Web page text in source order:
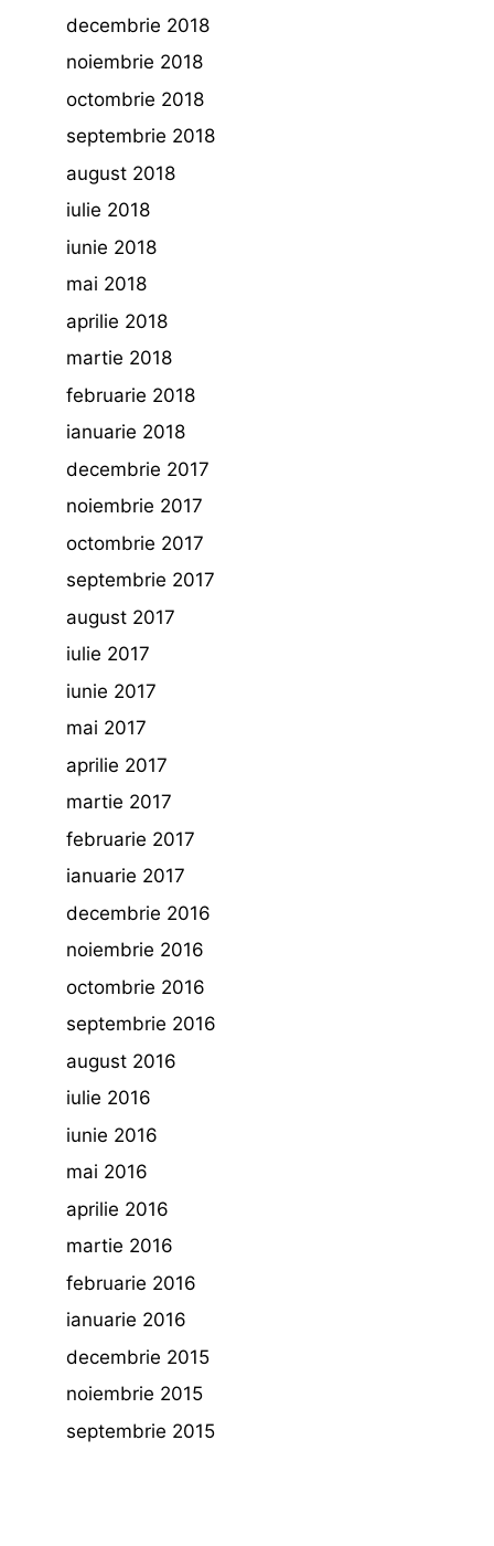
decembrie 2018
noiembrie 2018
octombrie 2018
septembrie 2018
august 2018
iulie 2018
iunie 2018
mai 2018
aprilie 2018
martie 2018
februarie 2018
ianuarie 2018
decembrie 2017
noiembrie 2017
octombrie 2017
septembrie 2017
august 2017
iulie 2017
iunie 2017
mai 2017
aprilie 2017
martie 2017
februarie 2017
ianuarie 2017
decembrie 2016
noiembrie 2016
octombrie 2016
septembrie 2016
august 2016
iulie 2016
iunie 2016
mai 2016
aprilie 2016
martie 2016
februarie 2016
ianuarie 2016
decembrie 2015
noiembrie 2015
septembrie 2015